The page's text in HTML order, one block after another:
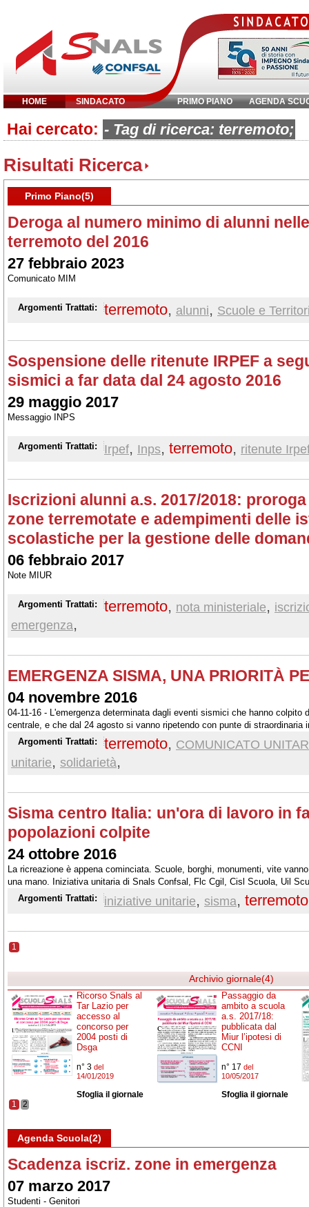
HOME SINDACATO PRIMO PIANO AGENDA
Inserisci parola chiave:
Hai cercato: - Tag di ricerca: terremoto;
Risultati Ricerca
Primo Piano(5)
Deroga al numero minimo di alunni
terremoto del 2016
27 febbraio 2023
Comunicato MIM
Argomenti Trattati: terremoto, alunni, Scuole e
Sospensione delle ritenute IRPEF a
sismici a far data dal 24 agosto 2016
29 maggio 2017
Messaggio INPS
Argomenti Trattati: Irpef, Inps, terremoto, ritenute
Iscrizioni alunni a.s. 2017/2018:
zone terremotate e adempimenti delle
scolastiche per la gestione delle
06 febbraio 2017
Note MIUR
Argomenti Trattati: terremoto, nota ministeriale,
emergenza,
EMERGENZA SISMA, UNA PRIORITÀ
04 novembre 2016
04-11-16 - L'emergenza determinata dagli eventi sismici che hanno colpito
centrale, e che dal 24 agosto si vanno ripetendo con punte di
momento un tema da assumere come priorità anche nell'attenzione e
Argomenti Trattati: terremoto, COMUNICATO
unitarie, solidarietà,
Sisma centro Italia: un'ora di lavoro in
popolazioni colpite
24 ottobre 2016
La ricreazione è appena cominciata. Scuole, borghi, monumenti, vite
una mano. Iniziativa unitaria di Snals Confsal, Flc Cgil, Cisl Scuola, Uil
Argomenti Trattati:
iniziative unitarie, sisma, terremoto
1
Archivio giornale(4)
Ricorso Snals al
Tar Lazio per
accesso al
concorso per
2004 posti di
Dsga
n° 3 del
14/01/2019
Sfoglia il giornale
Passaggio da
ambito a scuola
a.s. 2017/18:
pubblicata dal
Miur l’ipotesi di
CCNI
n° 17 del
10/05/2017
Sfoglia il giornale
1
2
Agenda Scuola(2)
Scadenza iscriz. zone in emergenza
07 marzo 2017
Studenti - Genitori